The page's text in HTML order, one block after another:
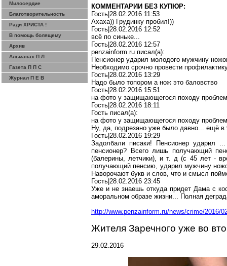
Милосердие
Благотворительность
Ради ХРИСТА !
В помощь болящему
Архив
Альманах П Л
Газета П П С
Журнал П Е В
КОММЕНТАРИИ БЕЗ КУПЮР:
Гость|28.02.2016 11:53
Ахаха)) Грудинку пробил!))
Гость|28.02.2016 12:52
всё по синьке...
Гость|28.02.2016 12:57
penzainform.ru писал(a):
Пенсионер ударил молодого мужчину
Необходимо срочно провести
Гость|28.02.2016 13:29
Надо было топором а нож это баловство
Гость|28.02.2016 15:51
на фото у защищающегося походу
Гость|28.02.2016 18:11
Гость писал(a):
на фото у защищающегося походу
Ну, да, подрезано уже было давно... ещё в
Гость|28.02.2016 19:29
Задолбали писаки! Пенсионер ударил
пенсионер? Всего лишь получающий
(балерины, летчики), и т.д (с 45 лет -
получающий пенсию, ударил мужчину
Наворочают букв и слов, что и смысл
Гость|28.02.2016 23:45
Уже и незнаешь откуда придет Дама с
аморальном образе жизни... Полная
http://www.penzainform.ru/news/crime/2016/
Жителя Заречного уже во
29.02.2016